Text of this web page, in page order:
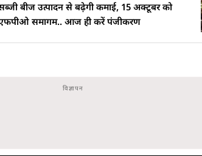
बीज उत्पादन से बढ़ेगी कमाई, 15 अक्टूबर को
समागम.. आज ही करें पंजीकरण